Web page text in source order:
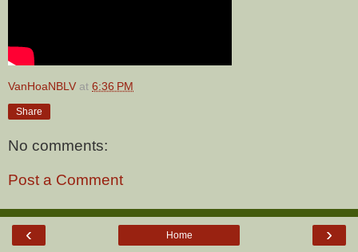
VanHoaNBLV at 6:36 PM
Share
No comments:
Post a Comment
‹ ›
Home